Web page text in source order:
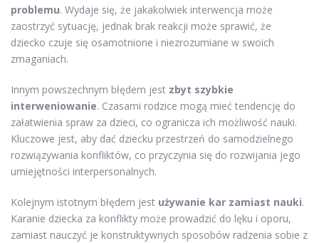
problemu. Wydaje się, że jakakolwiek interwencja może
zaostrzyć sytuację, jednak brak reakcji może sprawić, że
dziecko czuje się osamotnione i niezrozumiane w swoich
zmaganiach.
Innym powszechnym błędem jest zbyt szybkie
interweniowanie. Czasami rodzice mogą mieć tendencję do
załatwienia spraw za dzieci, co ogranicza ich możliwość nauki.
Kluczowe jest, aby dać dziecku przestrzeń do samodzielnego
rozwiązywania konfliktów, co przyczynia się do rozwijania jego
umiejętności interpersonalnych.
Kolejnym istotnym błędem jest używanie kar zamiast nauki.
Karanie dziecka za konflikty może prowadzić do lęku i oporu,
zamiast nauczyć je konstruktywnych sposobów radzenia sobie z